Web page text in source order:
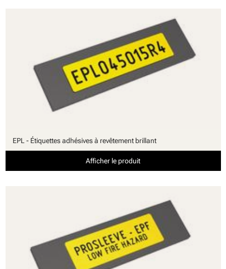
EPL - Étiquettes adhésives à revêtement brillant
Afficher le produit